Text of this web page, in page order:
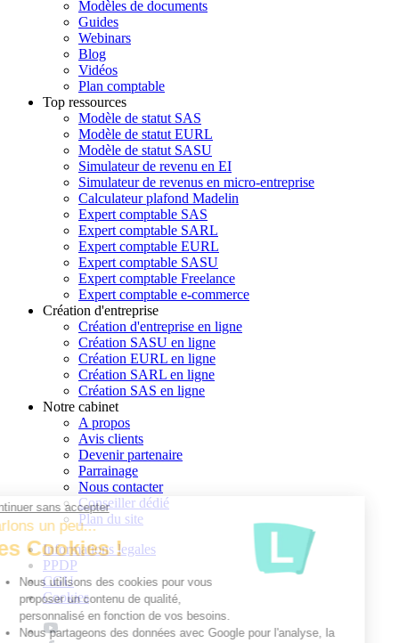
Continuer sans accepter
Parlons un peu...
des Cookies !
Nous utilisons des cookies pour vous
proposer un contenu de qualité,
personnalisé en fonction de vos besoins.
Nous partageons des données avec Google pour l'analyse, la
Modèles de documents
Guides
Webinars
Blog
Vidéos
Plan comptable
Top ressources
Modèle de statut SAS
Modèle de statut EURL
Modèle de statut SASU
Simulateur de revenu en EI
Simulateur de revenus en micro-entreprise
Calculateur plafond Madelin
Expert comptable SAS
Expert comptable SARL
Expert comptable EURL
Expert comptable SASU
Expert comptable Freelance
Expert comptable e-commerce
Création d'entreprise
Création d'entreprise en ligne
Création SASU en ligne
Création EURL en ligne
Création SARL en ligne
Création SAS en ligne
Notre cabinet
A propos
Avis clients
Devenir partenaire
Parrainage
Nous contacter
Conseiller dédié
Plan du site
Informations legales
PPDP
CGU
Cookies